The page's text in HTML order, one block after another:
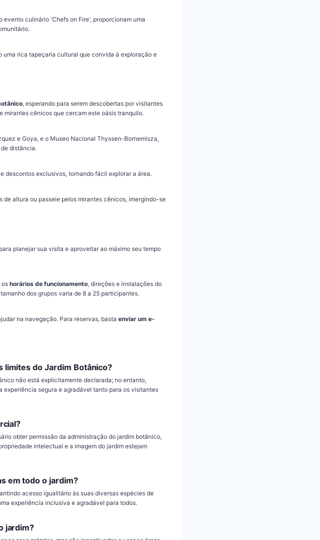
culinário 'Chefs on Fire', proporcionam uma
rica tapeçaria cultural que convida à exploração e
, esperando para serem descobertas por visitantes
mirantes cênicos que cercam este oásis tranquilo.
e Goya, e o Museo Nacional Thyssen-Bornemisza,
distância.
descontos exclusivos, tornando fácil explorar a área.
de altura ou passeie pelos mirantes cênicos, imergindo-se
planejar sua visita e aproveitar ao máximo seu tempo
oshorários de funcionamento, direções e instalações do
dos grupos varia de 8 a 25 participantes.
na navegação. Para reservas, basta enviar um e-
limites do Jardim Botânico?
não está explicitamente declarada; no entanto,
experiência segura e agradável tanto para os visitantes
obter permissão da administração do jardim botânico,
intelectual e a imagem do jardim estejam
em todo o jardim?
acesso igualitário às suas diversas espécies de
experiência inclusiva e agradável para todos.
jardim?